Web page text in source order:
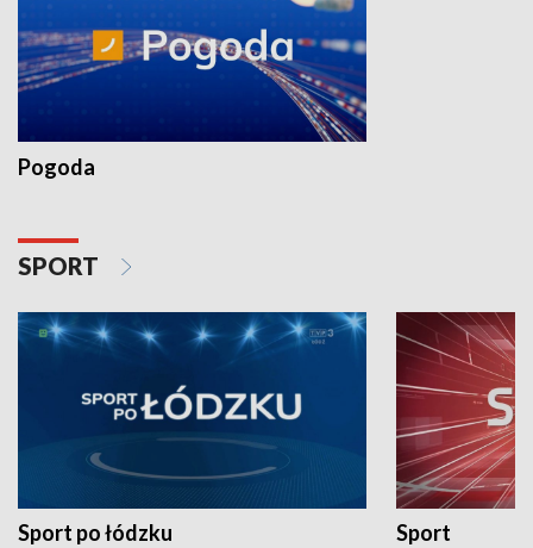
Pogoda
SPORT
Sport po łódzku Sport